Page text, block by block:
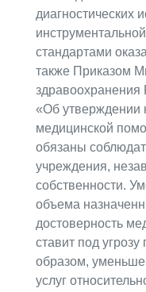
диагностических
стандартами
также Приказом
«Об утверждении
медицинской
обязаны
учреждения,
собственности.
объема
достоверность
ставит под
образом,
услуг